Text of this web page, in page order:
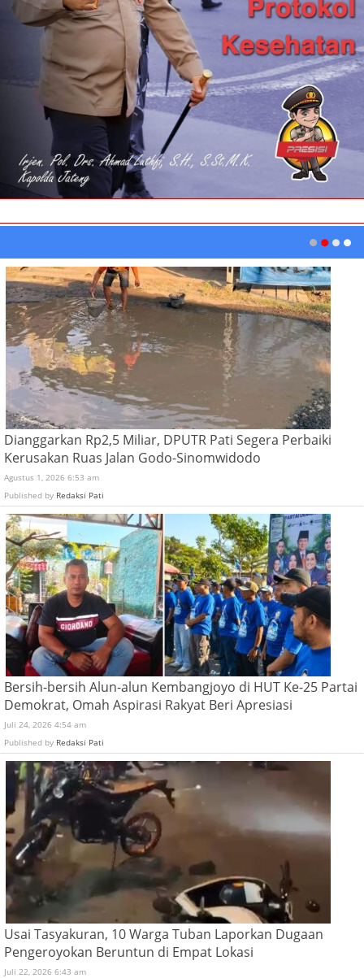
Dianggarkan Rp2,5 Miliar, DPUTR Pati Segera Perbaiki
Kerusakan Ruas Jalan Godo-Sinomwidodo
Agustus 1, 2026 6:53 am
Published by Redaksi Pati
Bersih-bersih Alun-alun Kembangjoyo di HUT Ke-25 Partai
Demokrat, Omah Aspirasi Rakyat Beri Apresiasi
Juli 24, 2026 4:54 am
Published by Redaksi Pati
Usai Tasyakuran, 10 Warga Tuban Laporkan Dugaan
Pengeroyokan Beruntun di Empat Lokasi
Juli 22, 2026 6:43 am